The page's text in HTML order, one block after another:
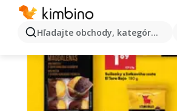
Hľadajte obchody, kategórie,